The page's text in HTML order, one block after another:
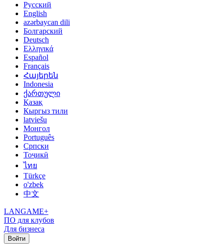
Русский
English
azərbaycan dili
Болгарский
Deutsch
Ελληνικά
Español
Français
Հայերեն
Indonesia
ქართული
Қазақ
Кыргыз тили
latviešu
Монгол
Português
Српски
Тоҷикӣ
ไทย
Türkçe
o'zbek
中文
LANGAME+
ПО для клубов
Для бизнеса
Войти